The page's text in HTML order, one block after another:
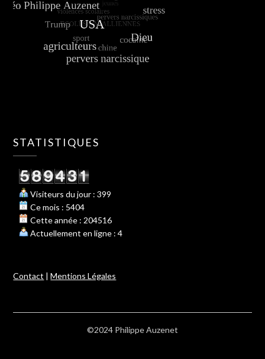
STATISTIQUES
Visiteurs du jour : 399
Ce mois : 5404
Cette année : 204516
Actuellement en ligne : 4
Contact |Mentions Légales
©2024 Philippe Auzenet